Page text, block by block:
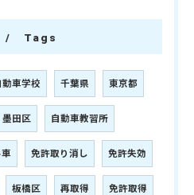
Tags
動車学校 千葉県 東京都
墨田区 自動車教習所
免許取り消し 免許失効
板橋区 再取得 免許取得